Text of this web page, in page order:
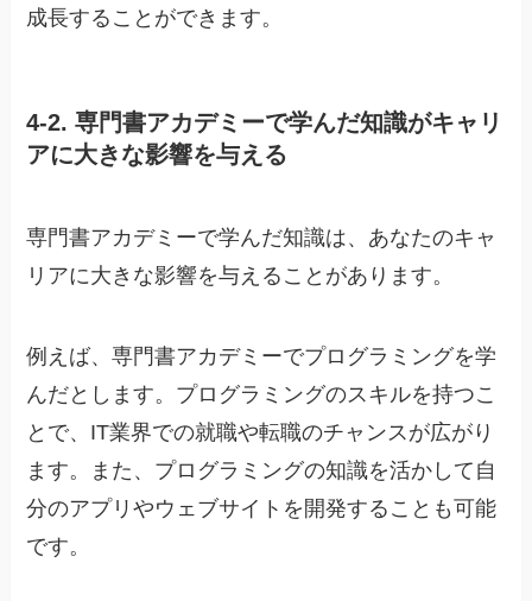
成長することができます。
4-2. 専門書アカデミーで学んだ知識がキャリ
アに大きな影響を与える
専門書アカデミーで学んだ知識は、あなたのキャ
リアに大きな影響を与えることがあります。
例えば、専門書アカデミーでプログラミングを学
んだとします。プログラミングのスキルを持つこ
とで、IT業界での就職や転職のチャンスが広がり
ます。また、プログラミングの知識を活かして自
分のアプリやウェブサイトを開発することも可能
です。